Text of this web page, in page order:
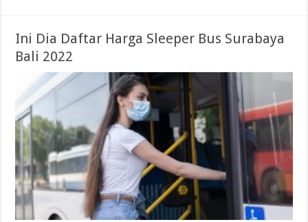
Ini Dia Daftar Harga Sleeper Bus Surabaya
Bali 2022